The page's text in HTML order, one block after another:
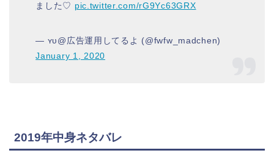
ました♡ pic.twitter.com/rG9Yc63GRX
— ʏᴜ@広告運用してるよ (@fwfw_madchen)
January 1, 2020
2019年中身ネタバレ